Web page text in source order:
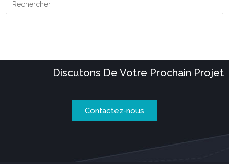
Discutons De Votre Prochain Projet
Contactez-nous